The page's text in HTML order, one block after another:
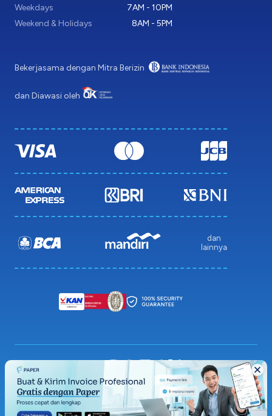
Weekdays
7AM - 10PM
Weekend & Holidays
8AM - 5PM
Bekerjasama dengan Mitra Berizin
dan Diawasi oleh
dan
lainnya
© 2026 Paper.id (PT Pakar Digital Global)
Terms & Condition